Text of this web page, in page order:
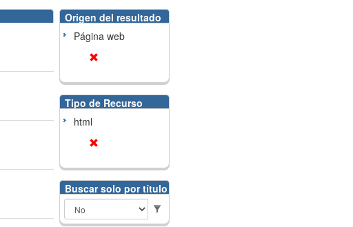
Origen del resultado
Página web
Tipo de Recurso
html
Buscar solo por título